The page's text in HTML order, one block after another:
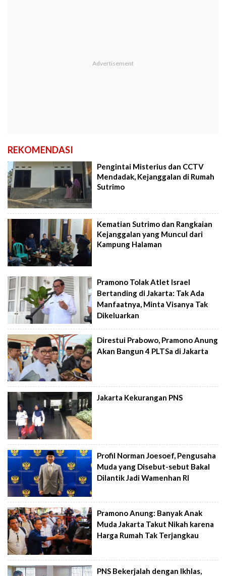
REKOMENDASI
Pengintai Misterius dan CCTV
Mendadak, Kejanggalan di Rumah
Sutrimo
Kematian Sutrimo dan Rangkaian
Kejanggalan yang Muncul dari
Kampung Halaman
Pramono Tolak Atlet Israel
Bertanding di Jakarta: Tak Ada
Manfaatnya, Minta Visanya Tak
Dikeluarkan
Direstui Prabowo, Pramono Anung
Akan Bangun 4 PLTSa di Jakarta
Jakarta Kekurangan PNS
Profil Norman Joesoef, Pengusaha
Muda yang Disebut-sebut Bakal
Dilantik Jadi Wamenhan RI
Pramono Anung: Banyak Anak
Muda Jakarta Takut Nikah karena
Harga Rumah Tak Terjangkau
PNS Bekerjalah dengan Ikhlas,